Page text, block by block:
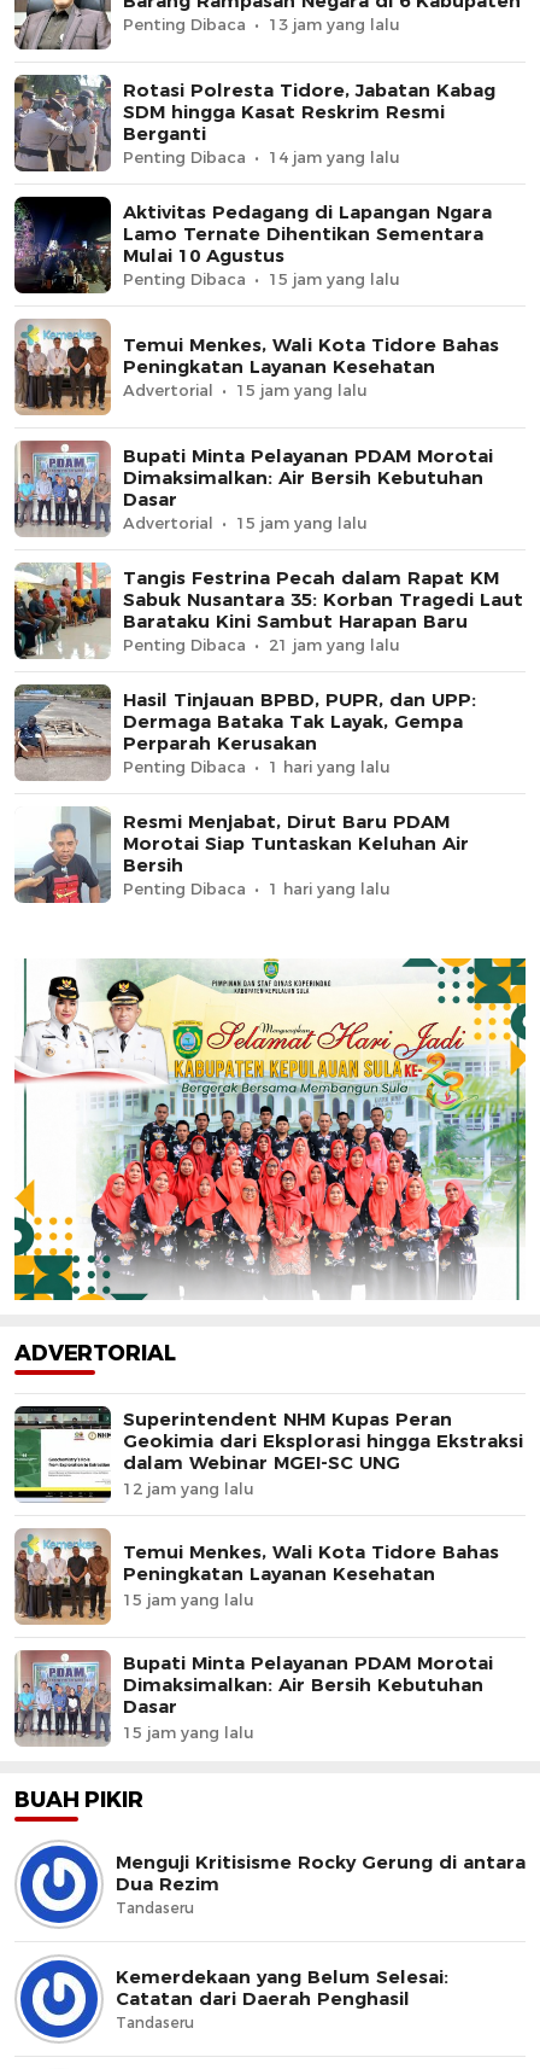
Penting Dibaca 13 jam yang lalu
Rotasi Polresta Tidore, Jabatan Kabag
SDM hingga Kasat Reskrim Resmi
Berganti
Penting Dibaca 14 jam yang lalu
Aktivitas Pedagang di Lapangan Ngara
Lamo Ternate Dihentikan Sementara
Mulai 10 Agustus
Penting Dibaca 15 jam yang lalu
Temui Menkes, Wali Kota Tidore Bahas
Peningkatan Layanan Kesehatan
Advertorial 15 jam yang lalu
Bupati Minta Pelayanan PDAM Morotai
Dimaksimalkan: Air Bersih Kebutuhan
Dasar
Advertorial 15 jam yang lalu
Tangis Festrina Pecah dalam Rapat KM
Sabuk Nusantara 35: Korban Tragedi Laut
Barataku Kini Sambut Harapan Baru
Penting Dibaca 21 jam yang lalu
Hasil Tinjauan BPBD, PUPR, dan UPP:
Dermaga Bataka Tak Layak, Gempa
Perparah Kerusakan
Penting Dibaca 1 hari yang lalu
Resmi Menjabat, Dirut Baru PDAM
Morotai Siap Tuntaskan Keluhan Air
Bersih
Penting Dibaca 1 hari yang lalu
ADVERTORIAL
Superintendent NHM Kupas Peran
Geokimia dari Eksplorasi hingga Ekstraksi
dalam Webinar MGEI-SC UNG
12 jam yang lalu
Temui Menkes, Wali Kota Tidore Bahas
Peningkatan Layanan Kesehatan
15 jam yang lalu
Bupati Minta Pelayanan PDAM Morotai
Dimaksimalkan: Air Bersih Kebutuhan
Dasar
15 jam yang lalu
BUAH PIKIR
Menguji Kritisisme Rocky Gerung di antara
Dua Rezim
Tandaseru
Kemerdekaan yang Belum Selesai:
Catatan dari Daerah Penghasil
Tandaseru